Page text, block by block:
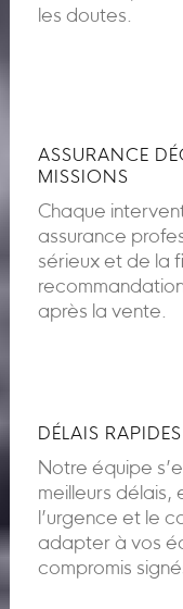
les doutes.
ASSURANCE
MISSIONS
Chaque
assurance
sérieux et de la
après la vente.
DÉLAIS
Notre équipe
meilleurs délais,
l’urgence et le
adapter à vos
compromis